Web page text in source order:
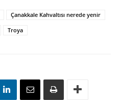
Çanakkale Kahvaltısı nerede yenir
Troya